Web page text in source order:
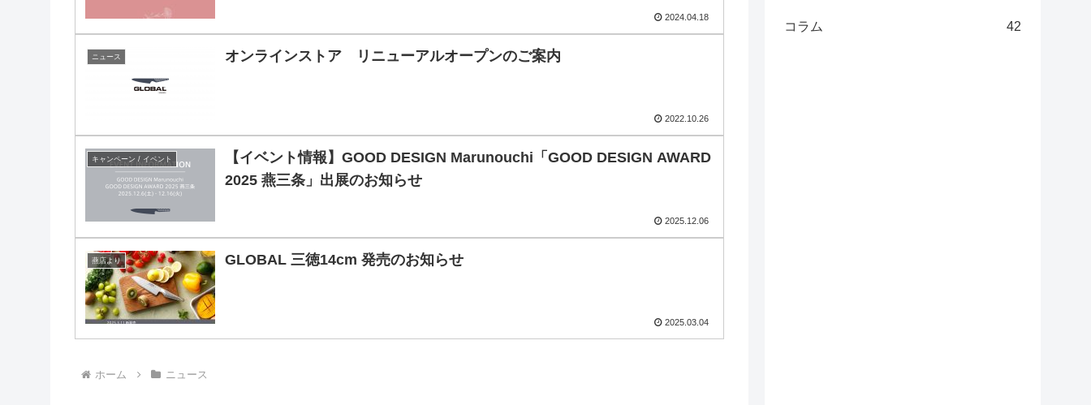
2024.04.18
ニュース オンラインストア リニューアルオープンのご案内
2022.10.26
キャンペーン / イベント
【イベント情報】GOOD DESIGN Marunouchi「GOOD DESIGN AWARD
2025 燕三条」出展のお知らせ
2025.12.06
燕店より GLOBAL 三徳14cm 発売のお知らせ
2025.03.04
ホーム ニュース
コラム 42